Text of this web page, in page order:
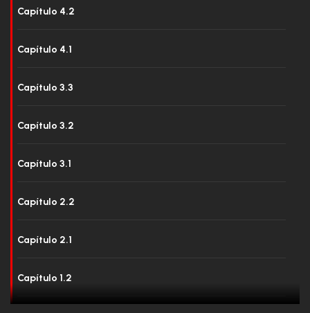
Capítulo 4.2
Capítulo 4.1
Capítulo 3.3
Capítulo 3.2
Capítulo 3.1
Capítulo 2.2
Capítulo 2.1
Capítulo 1.2